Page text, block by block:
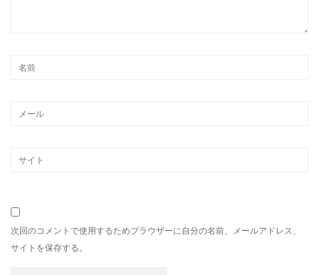
次回のコメントで使用するためブラウザーに自分の名前、メールアドレス、
サイトを保存する。